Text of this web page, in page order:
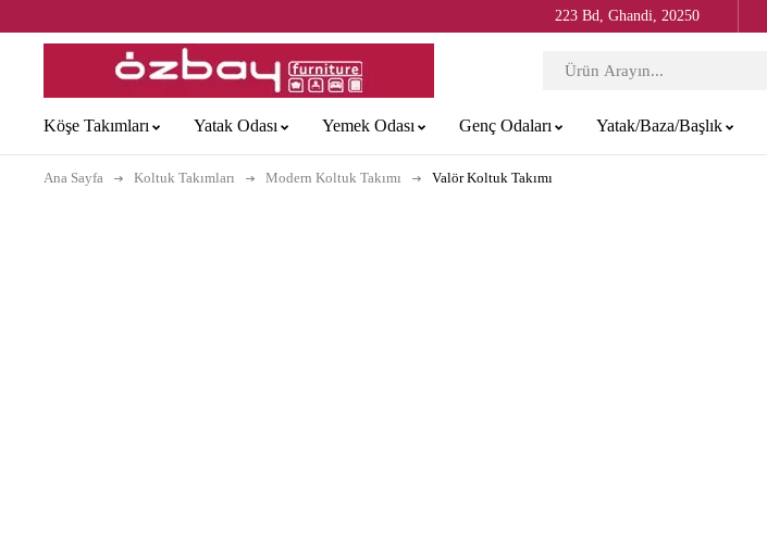
223 Bd, Ghandi, 20250
Köşe Takımları Yatak Odası Yemek Odası Genç Odaları Yatak/Baza/Başlık
Ana Sayfa Koltuk Takımları Modern Koltuk Takımı Valör Koltuk Takımı